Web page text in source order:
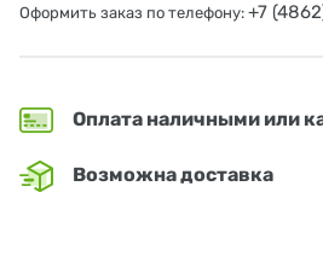
Оформить заказ по телефону: +7
Оплата наличными или
Возможна доставка